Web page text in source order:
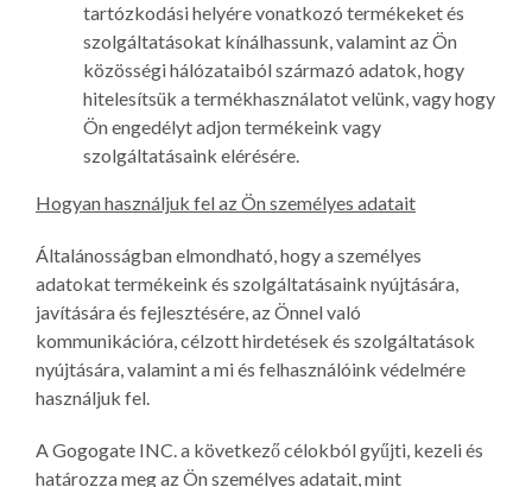
tartózkodási helyére vonatkozó termékeket és
szolgáltatásokat kínálhassunk, valamint az Ön
közösségi hálózataiból származó adatok, hogy
hitelesítsük a termékhasználatot velünk, vagy hogy
Ön engedélyt adjon termékeink vagy
szolgáltatásaink elérésére.
Hogyan használjuk fel az Ön személyes adatait
Általánosságban elmondható, hogy a személyes
adatokat termékeink és szolgáltatásaink nyújtására,
javítására és fejlesztésére, az Önnel való
kommunikációra, célzott hirdetések és szolgáltatások
nyújtására, valamint a mi és felhasználóink védelmére
használjuk fel.
A Gogogate INC. a következő célokból gyűjti, kezeli és
határozza meg az Ön személyes adatait, mint